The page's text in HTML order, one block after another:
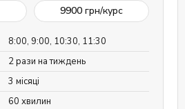
9900 грн/курс
8:00, 9:00, 10:30, 11:30
2 рази на тиждень
3 місяці
60 хвилин